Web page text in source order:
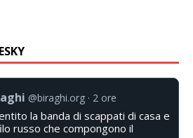
@biraghi.org 2 ore
la banda di scappati di casa e
russo che compongono il